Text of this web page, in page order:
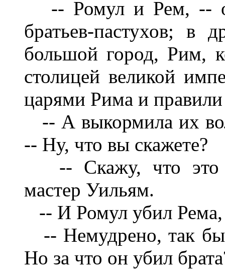
-- Ромул и Рем, --
братьев-пастухов; в
большой город, Рим,
столицей великой
царями Рима и правили
-- А выкормила их
-- Ну, что вы скажете?
-- Скажу, что это
мастер Уильям.
-- И Ромул убил
-- Немудрено, так
Но за что он убил